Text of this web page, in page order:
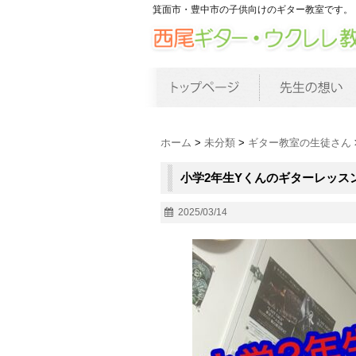
箕面市・豊中市の子供向けのギター教室です。
ホーム > 未分類 > ギター教室の生徒さん
小学2年生Yくんのギターレッス
2025/03/14